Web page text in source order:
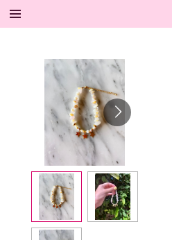
Ga
direct
hoofdinhoud